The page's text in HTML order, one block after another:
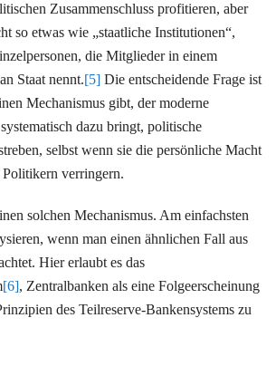
Zusammenschluss profitieren, aber
so etwas wie „staatliche Institutionen“,
die Mitglieder in einem
Staat nennt.[5] Die entscheidende Frage ist
Mechanismus gibt, der moderne
dazu bringt, politische
selbst wenn sie die persönliche Macht
verringern.
solchen Mechanismus. Am einfachsten
wenn man einen ähnlichen Fall aus
Hier erlaubt es das
[6], Zentralbanken als eine Folgeerscheinung
des Teilreserve-Bankensystems zu